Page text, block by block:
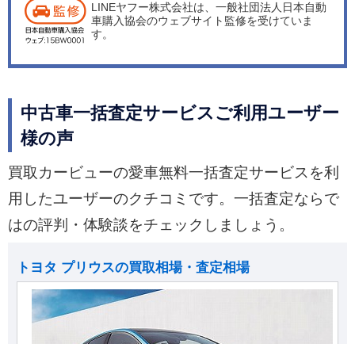
LINEヤフー株式会社は、一般社団法人日本自動
車購入協会のウェブサイト監修を受けていま
す。
中古車一括査定サービスご利用ユーザー
様の声
買取カービューの愛車無料一括査定サービスを利
用したユーザーのクチコミです。一括査定ならで
はの評判・体験談をチェックしましょう。
トヨタ プリウスの買取相場・査定相場